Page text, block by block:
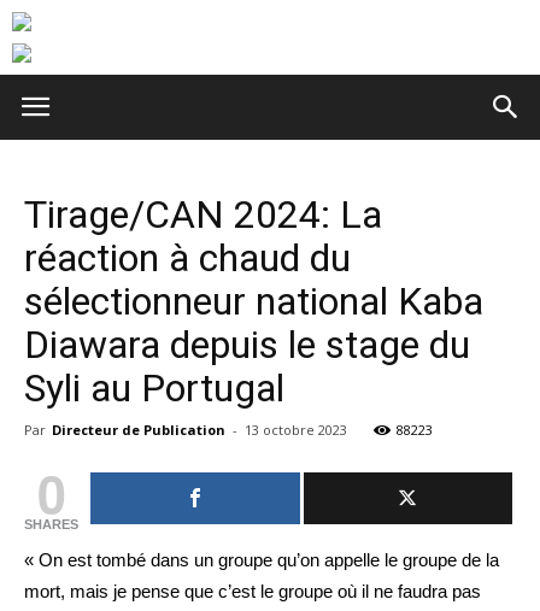
Tirage/CAN 2024: La
réaction à chaud du
sélectionneur national Kaba
Diawara depuis le stage du
Syli au Portugal
Par Directeur de Publication - 13 octobre 2023 88223
0
SHARES
« On est tombé dans un groupe qu’on appelle le groupe de la
mort, mais je pense que c’est le groupe où il ne faudra pas